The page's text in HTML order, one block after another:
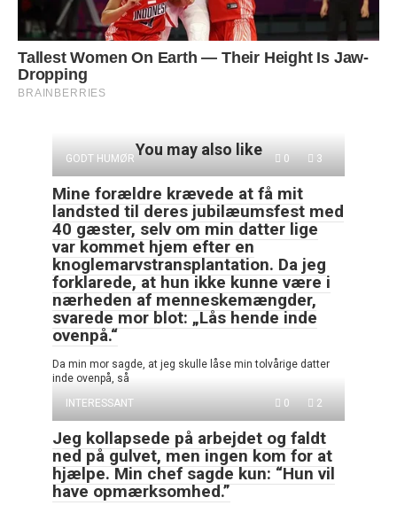
You may also like
GODT HUMØR 0 3
Mine forældre krævede at få mit
landsted til deres jubilæumsfest med
40 gæster, selv om min datter lige
var kommet hjem efter en
knoglemarvstransplantation. Da jeg
forklarede, at hun ikke kunne være i
nærheden af menneskemængder,
svarede mor blot: „Lås hende inde
ovenpå.“
Da min mor sagde, at jeg skulle låse min tolvårige datter
inde ovenpå, så
INTERESSANT
0 2
Jeg kollapsede på arbejdet og faldt
ned på gulvet, men ingen kom for at
hjælpe. Min chef sagde kun: “Hun vil
have opmærksomhed.”